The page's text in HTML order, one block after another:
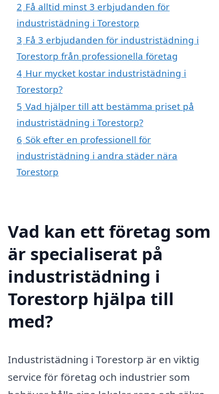
2 Få alltid minst 3 erbjudanden för
industristädning i Torestorp
3 Få 3 erbjudanden för industristädning i
Torestorp från professionella företag
4 Hur mycket kostar industristädning i
Torestorp?
5 Vad hjälper till att bestämma priset på
industristädning i Torestorp?
6 Sök efter en professionell för
industristädning i andra städer nära
Torestorp
Vad kan ett företag som
är specialiserat på
industristädning i
Torestorp hjälpa till
med?
Industristädning i Torestorp är en viktig
service för företag och industrier som